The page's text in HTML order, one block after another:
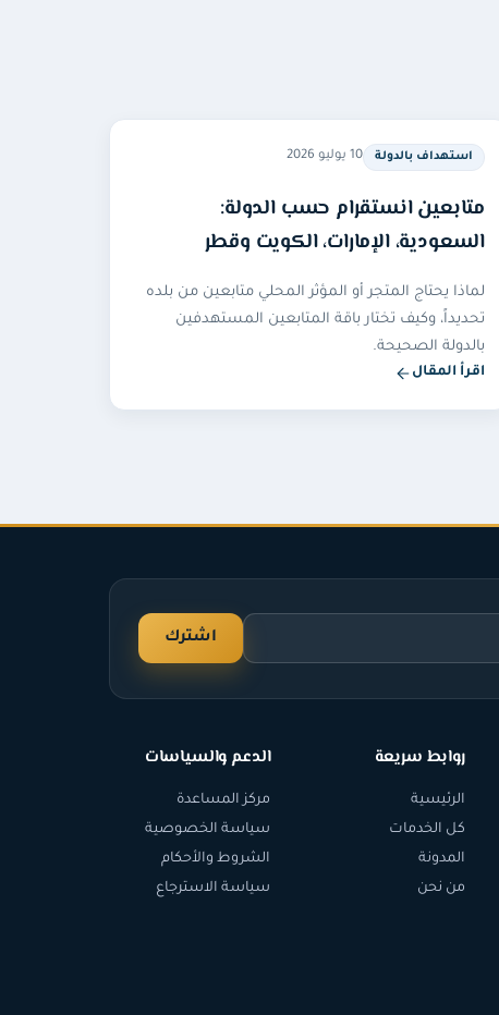
استهداف بالدولة 10 يوليو 2026
متابعين انستقرام حسب الدولة:
السعودية، الإمارات، الكويت وقطر
لماذا يحتاج المتجر أو المؤثر المحلي متابعين من بلده
تحديداً، وكيف تختار باقة المتابعين المستهدفين
بالدولة الصحيحة.
اقرأ المقال
اشترك
روابط سريعة
الرئيسية
كل الخدمات
المدونة
من نحن
الدعم والسياسات
مركز المساعدة
سياسة الخصوصية
الشروط والأحكام
سياسة الاسترجاع